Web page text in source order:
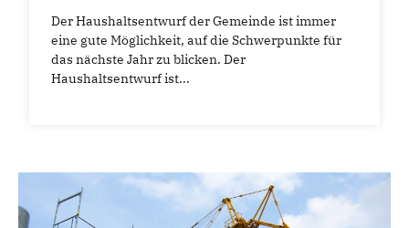
Der Haushaltsentwurf der Gemeinde ist immer
eine gute Möglichkeit, auf die Schwerpunkte für
das nächste Jahr zu blicken. Der
Haushaltsentwurf ist...